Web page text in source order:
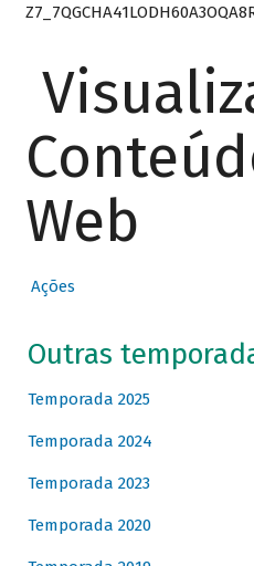
Web
Ações
Outras
Temporada 2025
Temporada 2024
Temporada 2023
Temporada 2020